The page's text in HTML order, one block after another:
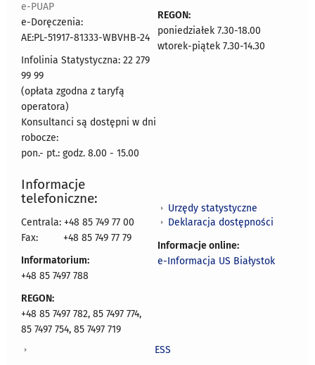
e-PUAP
e-Doręczenia:
AE:PL-51917-81333-WBVHB-24
Infolinia Statystyczna: 22 279
99 99
(opłata zgodna z taryfą
operatora)
Konsultanci są dostępni w dni
robocze:
pon.- pt.: godz. 8.00 - 15.00
REGON:
poniedziałek 7.30-18.00
wtorek-piątek 7.30-14.30
Informacje
telefoniczne:
Centrala: +48 85 749 77 00
Fax:
+48 85 749 77 79
Informatorium:
+48 85 7497 788
REGON:
+48 85 7497 782, 85 7497 774,
85 7497 754, 85 7497 719
Urzędy statystyczne
Deklaracja dostępności
Informacje online:
e-Informacja US Białystok
ESS